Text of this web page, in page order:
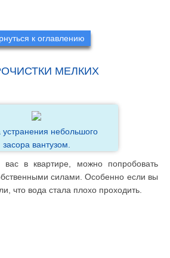
к оглавлению
МЕЛКИХ
небольшого
засора вантузом.
в квартире, можно попробовать
силами. Особенно если вы
что вода стала плохо проходить.